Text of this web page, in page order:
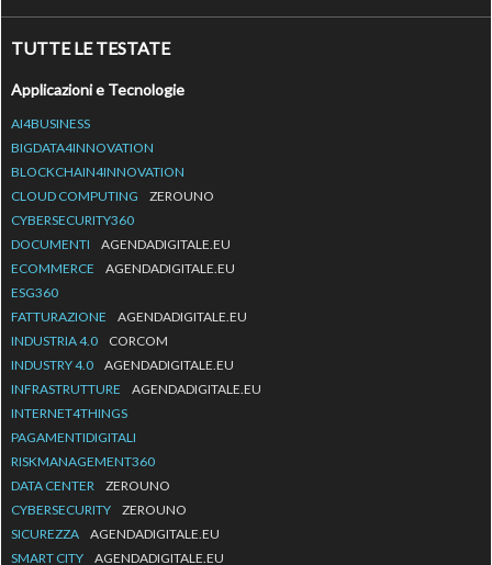
TUTTE LE TESTATE
Applicazioni e Tecnologie
AI4BUSINESS
BIGDATA4INNOVATION
BLOCKCHAIN4INNOVATION
CLOUD COMPUTING
ZEROUNO
CYBERSECURITY360
DOCUMENTI
AGENDADIGITALE.EU
ECOMMERCE
AGENDADIGITALE.EU
ESG360
FATTURAZIONE
AGENDADIGITALE.EU
INDUSTRIA 4.0
CORCOM
INDUSTRY 4.0
AGENDADIGITALE.EU
INFRASTRUTTURE
AGENDADIGITALE.EU
INTERNET4THINGS
PAGAMENTIDIGITALI
RISKMANAGEMENT360
DATA CENTER
ZEROUNO
CYBERSECURITY
ZEROUNO
SICUREZZA
AGENDADIGITALE.EU
SMART CITY
AGENDADIGITALE.EU